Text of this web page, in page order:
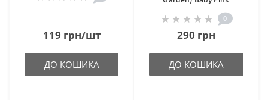
119 грн/шт
ДО КОШИКА
0
290 грн
ДО КОШИКА